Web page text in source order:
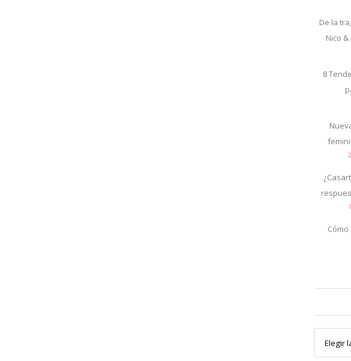
De la
Nico
8